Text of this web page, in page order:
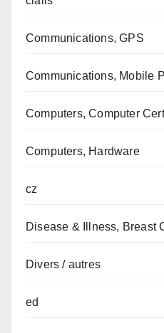
Communications, GPS
Communications, Mobile
Computers, Computer
Computers, Hardware
cz
Disease & Illness, Breast
Divers / autres
ed